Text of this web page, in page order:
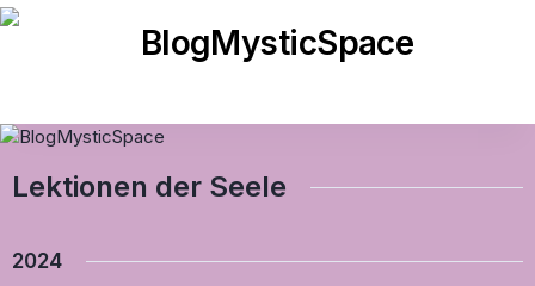
Skip
Lektionen der Seele
2024